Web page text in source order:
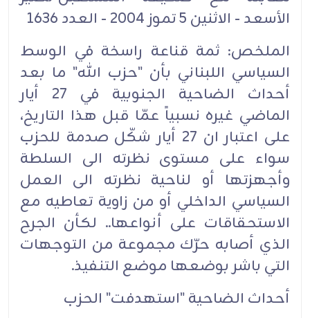
الأسعد - الاثنين 5 تموز 2004 - العدد 1636‏
الملخص: ثمة قناعة راسخة في الوسط
السياسي اللبناني بأن "حزب الله" ما بعد
أحداث الضاحية الجنوبية في 27 أيار
الماضي غيره نسبياً عمّا قبل هذا التاريخ،
على اعتبار ان 27 أيار شكّل صدمة للحزب
سواء على مستوى نظرته الى السلطة
وأجهزتها أو لناحية نظرته الى العمل
السياسي الداخلي أو من زاوية تعاطيه مع
الاستحقاقات على أنواعها.. لكأن الجرح
الذي أصابه حرّك مجموعة من التوجهات
التي باشر بوضعها موضع التنفيذ.‏
أحداث الضاحية "استهدفت" الحزب‏